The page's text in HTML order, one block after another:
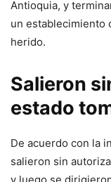
Antioquia, y
un establecimiento
herido.
Salieron
estado
De acuerdo con la
salieron sin